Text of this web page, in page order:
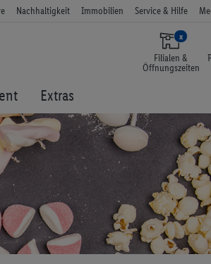
Nachhaltigkeit Immobilien Service & Hilfe
x
Filialen &
Öffnungszeiten
Extras